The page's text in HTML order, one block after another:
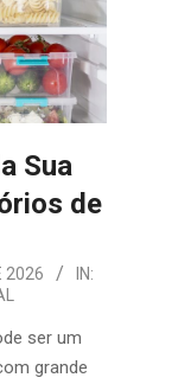
Sua
de
2026
IN:
ser um
grande